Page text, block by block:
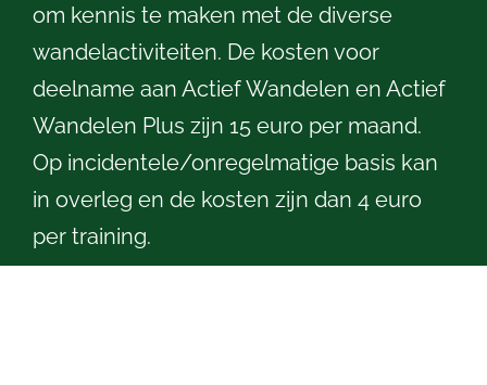
om kennis te maken met de diverse
wandelactiviteiten. De kosten voor
deelname aan Actief Wandelen en Actief
Wandelen Plus zijn 15 euro per maand.
Op incidentele/onregelmatige basis kan
in overleg en de kosten zijn dan 4 euro
per training.